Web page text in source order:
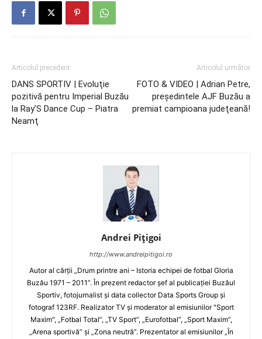
Articolul precedent
DANS SPORTIV | Evoluţie
pozitivă pentru Imperial Buzău
la Ray’S Dance Cup – Piatra
Neamţ
Articolul următor
FOTO & VIDEO | Adrian Petre,
preşedintele AJF Buzău a
premiat campioana judeţeană!
Andrei Pițigoi
http://www.andreipitigoi.ro
Autor al cărţii „Drum printre ani – Istoria echipei de fotbal Gloria
Buzău 1971 – 2011”. În prezent redactor şef al publicaţiei Buzăul
Sportiv, fotojurnalist şi data collector Data Sports Group şi
fotograf 123RF. Realizator TV şi moderator al emisiunilor "Sport
Maxim", „Fotbal Total”, „TV Sport”, „Eurofotbal”, „Sport Maxim”,
„Arena sportivă” şi „Zona neutră”. Prezentator al emisiunilor „În